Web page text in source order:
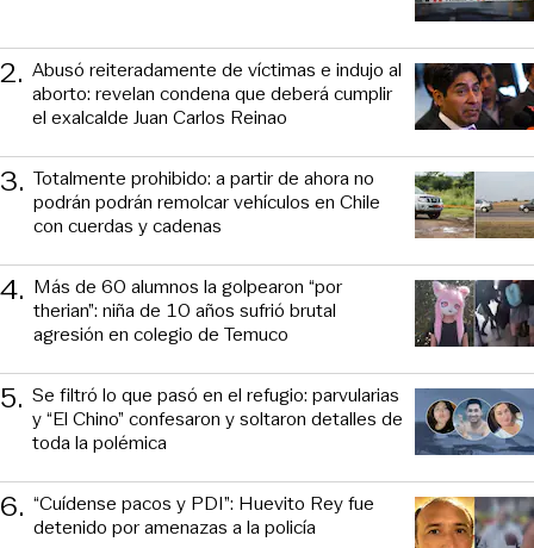
2. Abusó reiteradamente de víctimas e indujo al
aborto: revelan condena que deberá cumplir
el exalcalde Juan Carlos Reinao
3. Totalmente prohibido: a partir de ahora no
podrán podrán remolcar vehículos en Chile
con cuerdas y cadenas
4. Más de 60 alumnos la golpearon “por
therian”: niña de 10 años sufrió brutal
agresión en colegio de Temuco
5. Se filtró lo que pasó en el refugio: parvularias
y “El Chino” confesaron y soltaron detalles de
toda la polémica
6. “Cuídense pacos y PDI”: Huevito Rey fue
detenido por amenazas a la policía